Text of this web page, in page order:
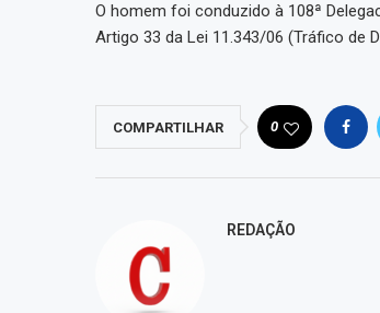
O homem foi conduzido à 108ª
Artigo 33 da Lei 11.343/06 (Tráfico de
COMPARTILHAR 0
REDAÇÃO